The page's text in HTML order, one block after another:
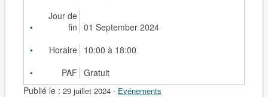
Jour de
fin
01 September 2024
Horaire 10:00 à 18:00
PAF
Gratuit
Publié le : 29 juillet 2024 - Evénements